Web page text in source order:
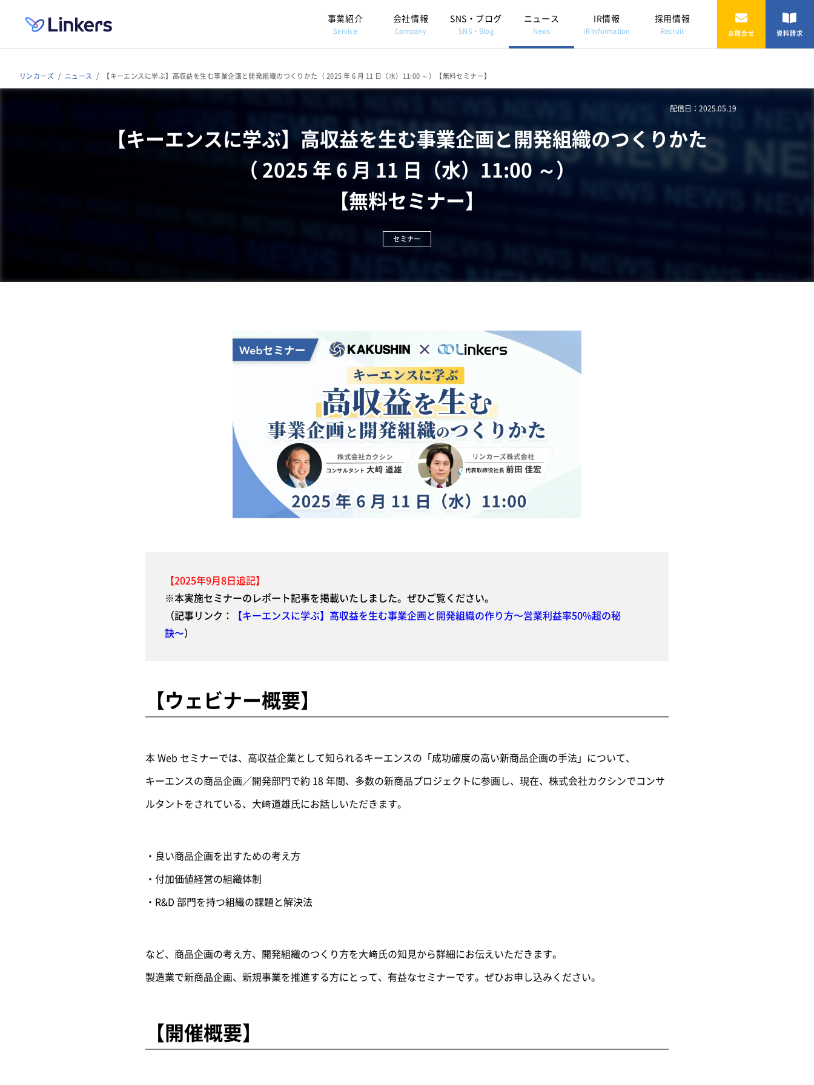
事業紹介
Service
会社情報
Company
SNS・ブログ
SNS・Blog
ニュース
News
IR情報
IR Information
採用情報
Recruit お問合せ 資料請求
リンカーズ ニュース 【キーエンスに学ぶ】高収益を生む事業企画と開発組織のつくりかた（ 2025 年 6 月 11 日（水）11:00 ～）【無料セミナー】
配信日：2025.05.19
【キーエンスに学ぶ】高収益を生む事業企画と開発組織のつくりかた
（ 2025 年 6 月 11 日（水）11:00 ～）
【無料セミナー】
セミナー
【2025年9月8日追記】
※本実施セミナーのレポート記事を掲載いたしました。ぜひご覧ください。
（記事リンク：
【キーエンスに学ぶ】高収益を生む事業企画と開発組織の作り方〜営業利益率50%超の秘
訣〜）
【ウェビナー概要】
本 Web セミナーでは、高収益企業として知られるキーエンスの「成功確度の高い新商品企画の手法」について、
キーエンスの商品企画／開発部門で約 18 年間、多数の新商品プロジェクトに参画し、現在、株式会社カクシンでコンサ
ルタントをされている、大﨑道雄氏にお話しいただきます。
・良い商品企画を出すための考え方
・付加価値経営の組織体制
・R&D 部門を持つ組織の課題と解決法
など、商品企画の考え方、開発組織のつくり方を大﨑氏の知見から詳細にお伝えいただきます。
製造業で新商品企画、新規事業を推進する方にとって、有益なセミナーです。ぜひお申し込みください。
【開催概要】